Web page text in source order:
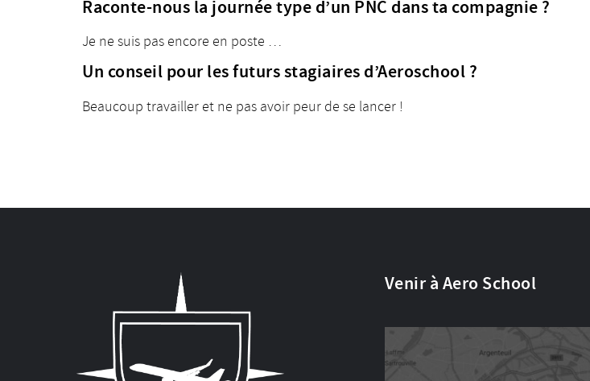
Raconte-nous la journée type d’un PNC dans ta compagnie ?
Je ne suis pas encore en poste …
Un conseil pour les futurs stagiaires d’Aeroschool ?
Beaucoup travailler et ne pas avoir peur de se lancer !
Venir à Aero School